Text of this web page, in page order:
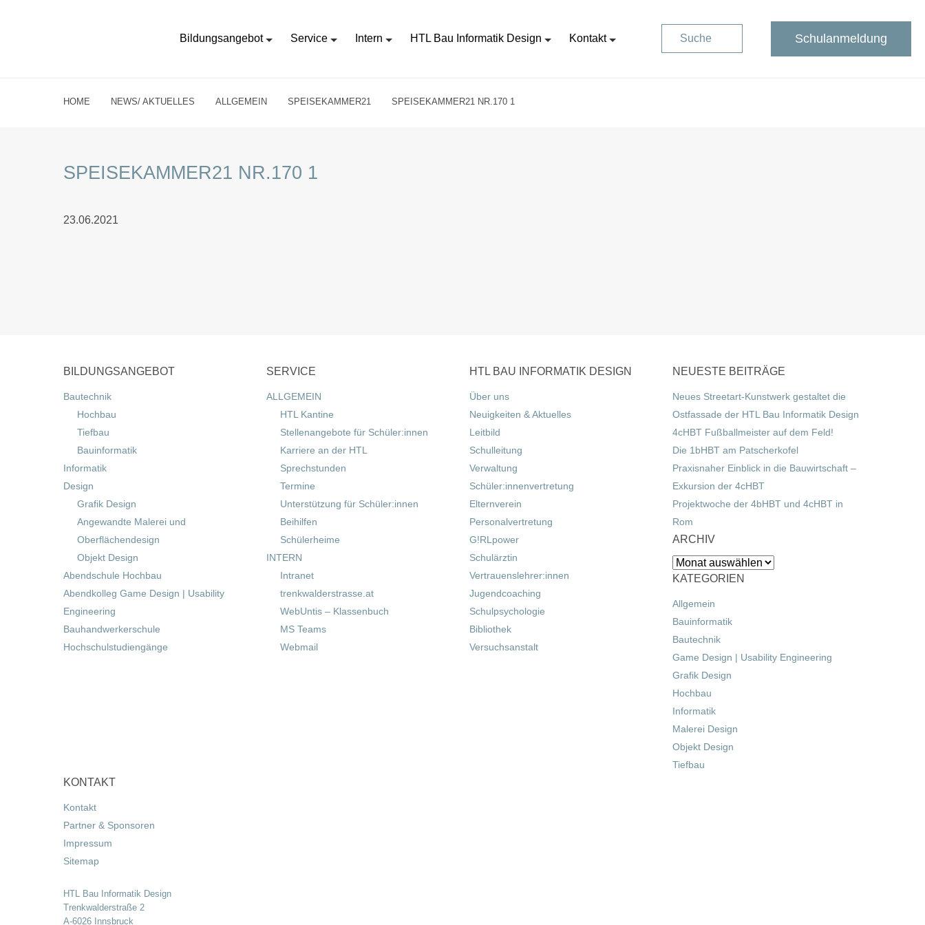
Bildungsangebot Service Intern HTL Bau Informatik Design Kontakt Suche Schulanmeldung
HOME NEWS/ AKTUELLES ALLGEMEIN SPEISEKAMMER21 SPEISEKAMMER21 NR.170 1
SPEISEKAMMER21 NR.170 1
23.06.2021
BILDUNGSANGEBOT
Bautechnik
Hochbau
Tiefbau
Bauinformatik
Informatik
Design
Grafik Design
Angewandte Malerei und
Oberflächendesign
Objekt Design
Abendschule Hochbau
Abendkolleg Game Design | Usability
Engineering
Bauhandwerkerschule
Hochschulstudiengänge
SERVICE
ALLGEMEIN
HTL Kantine
Stellenangebote für Schüler:innen
Karriere an der HTL
Sprechstunden
Termine
Unterstützung für Schüler:innen
Beihilfen
Schülerheime
INTERN
Intranet
trenkwalderstrasse.at
WebUntis – Klassenbuch
MS Teams
Webmail
HTL BAU INFORMATIK DESIGN
Über uns
Neuigkeiten & Aktuelles
Leitbild
Schulleitung
Verwaltung
Schüler:innenvertretung
Elternverein
Personalvertretung
G!RLpower
Schulärztin
Vertrauenslehrer:innen
Jugendcoaching
Schulpsychologie
Bibliothek
Versuchsanstalt
NEUESTE BEITRÄGE
Neues Streetart-Kunstwerk gestaltet die
Ostfassade der HTL Bau Informatik Design
4cHBT Fußballmeister auf dem Feld!
Die 1bHBT am Patscherkofel
Praxisnaher Einblick in die Bauwirtschaft –
Exkursion der 4cHBT
Projektwoche der 4bHBT und 4cHBT in
Rom
ARCHIV
Archiv
KATEGORIEN
Allgemein
Bauinformatik
Bautechnik
Game Design | Usability Engineering
Grafik Design
Hochbau
Informatik
Malerei Design
Objekt Design
Tiefbau
KONTAKT
Kontakt
Partner & Sponsoren
Impressum
Sitemap
HTL Bau Informatik Design
Trenkwalderstraße 2
A-6026 Innsbruck